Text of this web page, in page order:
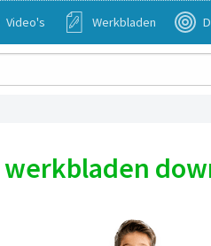
Video's Werkbladen
werkbladen